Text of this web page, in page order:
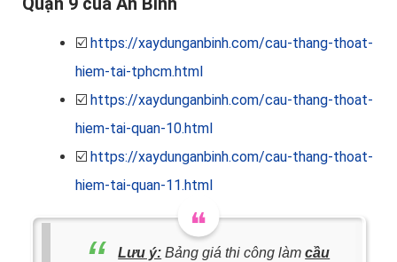
☑️ https://xaydunganbinh.com/cau-thang-thoat-
hiem-tai-tphcm.html
☑️ https://xaydunganbinh.com/cau-thang-thoat-
hiem-tai-quan-10.html
☑️ https://xaydunganbinh.com/cau-thang-thoat-
hiem-tai-quan-11.html
Lưu ý: Bảng giá thi công làmcầu